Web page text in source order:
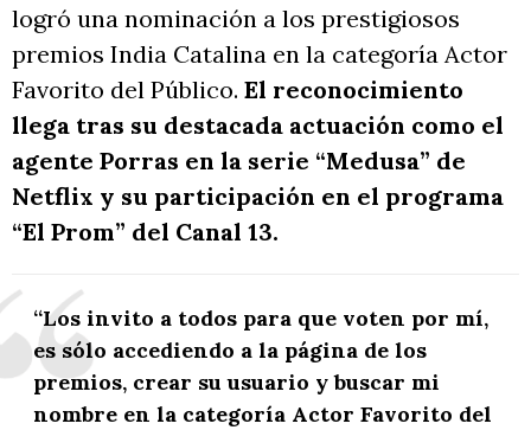
logró una nominación a los prestigiosos
premios India Catalina en la categoría Actor
Favorito del Público. El reconocimiento
llega tras su destacada actuación como el
agente Porras en la serie “Medusa” de
Netflix y su participación en el programa
“El Prom” del Canal 13.
“Los invito a todos para que voten por mí,
es sólo accediendo a la página de los
premios, crear su usuario y buscar mi
nombre en la categoría Actor Favorito del